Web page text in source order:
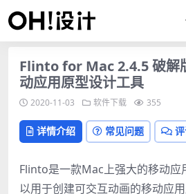
Flinto for Mac 2.4.5 破解
动应用原型设计工具
2020-11-03 软件下载 355
详情介绍 常见问题
Flinto是一款Mac上强大的移动应
以用于创建可交互动画的移动应